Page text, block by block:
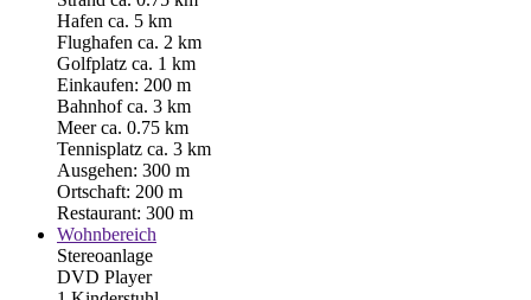
Hafen ca. 5 km
Flughafen ca. 2 km
Golfplatz ca. 1 km
Einkaufen: 200 m
Bahnhof ca. 3 km
Meer ca. 0.75 km
Tennisplatz ca. 3 km
Ausgehen: 300 m
Ortschaft: 200 m
Restaurant: 300 m
Wohnbereich
Stereoanlage
DVD Player